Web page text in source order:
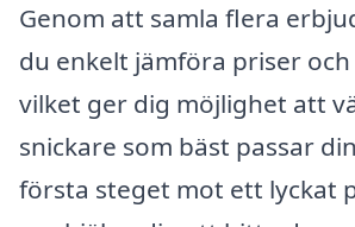
Genom att samla flera
du enkelt jämföra priser
vilket ger dig möjlighet att
snickare som bäst passar
första steget mot ett lyckat